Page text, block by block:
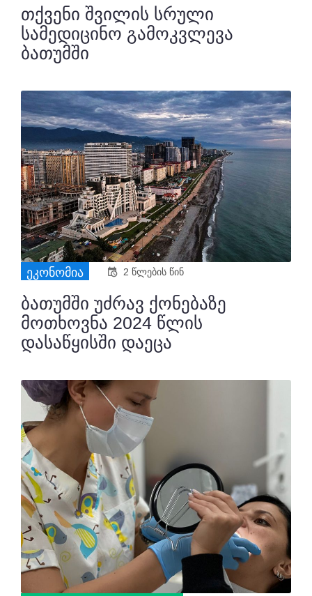
თქვენი შვილის სრული
სამედიცინო გამოკვლევა
ბათუმში
ᲔᲙᲝᲜᲝᲛᲘᲐ 2 წლების წინ
ბათუმში უძრავ ქონებაზე
მოთხოვნა 2024 წლის
დასაწყისში დაეცა